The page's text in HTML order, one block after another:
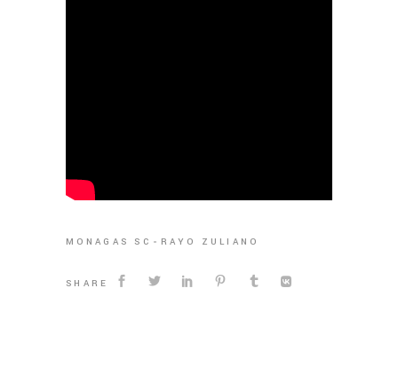
MONAGAS SC RAYO ZULIANO
SHARE